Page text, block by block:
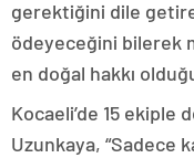
gerektiğini dile
ödeyeceğini bilerek
en doğal hakkı
Kocaeli’de 15 ekiple
Uzunkaya, “Sadece